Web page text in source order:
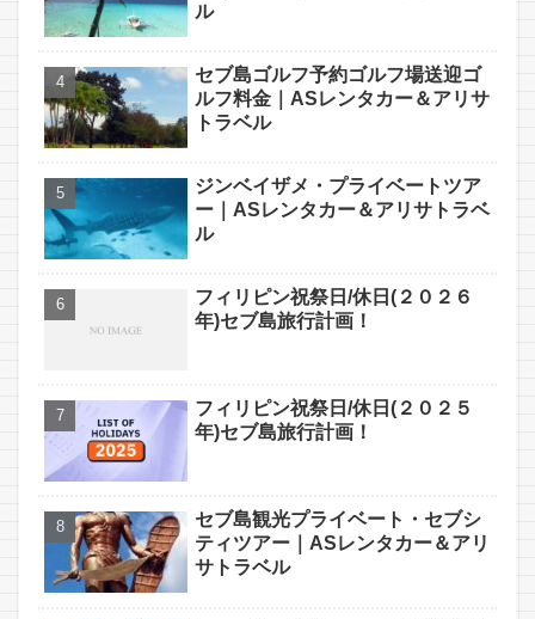
ル
セブ島ゴルフ予約ゴルフ場送迎ゴ
ルフ料金｜ASレンタカー＆アリサ
トラベル
ジンベイザメ・プライベートツア
ー｜ASレンタカー＆アリサトラベ
ル
フィリピン祝祭日/休日(２０２６
年)セブ島旅行計画！
フィリピン祝祭日/休日(２０２５
年)セブ島旅行計画！
セブ島観光プライベート・セブシ
ティツアー｜ASレンタカー＆アリ
サトラベル